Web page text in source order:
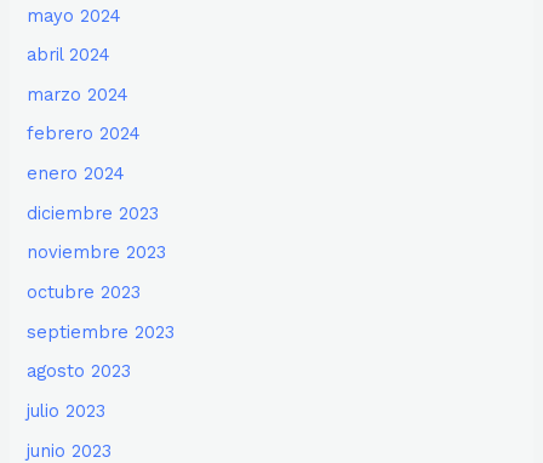
mayo 2024
abril 2024
marzo 2024
febrero 2024
enero 2024
diciembre 2023
noviembre 2023
octubre 2023
septiembre 2023
agosto 2023
julio 2023
junio 2023